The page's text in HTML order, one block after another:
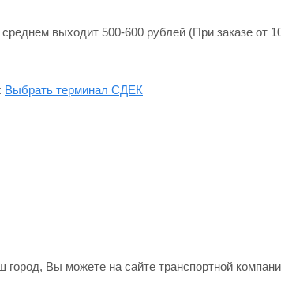
выходит 500-600 рублей (При заказе от
Выбрать терминал СДЕК
Вы можете на сайте транспортной